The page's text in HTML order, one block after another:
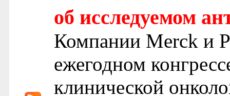
об исследуемом
Компании Merck и
ежегодном
клинической